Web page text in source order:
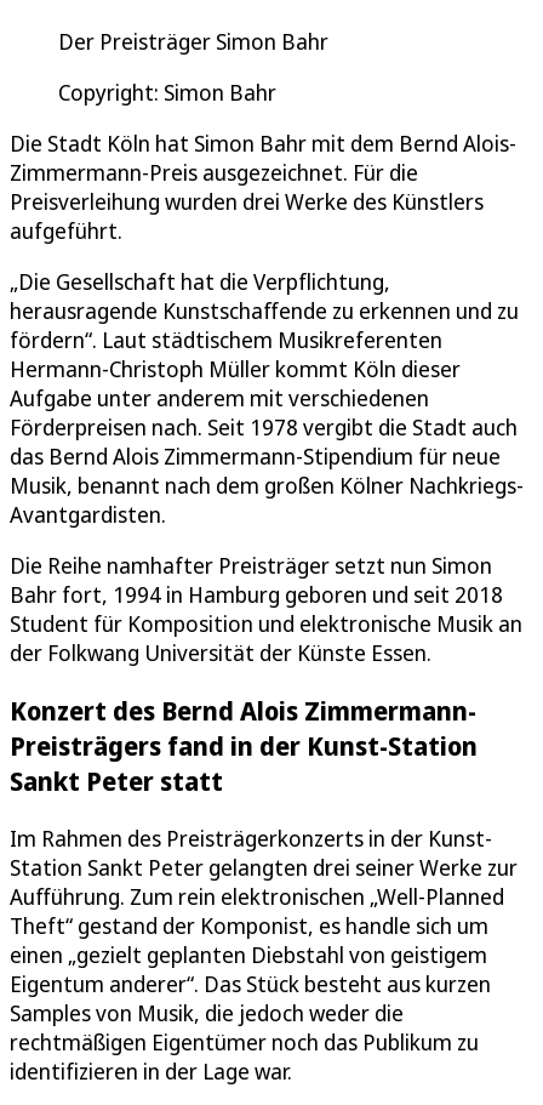
Der Preisträger Simon Bahr
Copyright: Simon Bahr
Die Stadt Köln hat Simon Bahr mit dem Bernd Alois-
Zimmermann-Preis ausgezeichnet. Für die
Preisverleihung wurden drei Werke des Künstlers
aufgeführt.
„Die Gesellschaft hat die Verpflichtung,
herausragende Kunstschaffende zu erkennen und zu
fördern“. Laut städtischem Musikreferenten
Hermann-Christoph Müller kommt Köln dieser
Aufgabe unter anderem mit verschiedenen
Förderpreisen nach. Seit 1978 vergibt die Stadt auch
das Bernd Alois Zimmermann-Stipendium für neue
Musik, benannt nach dem großen Kölner Nachkriegs-
Avantgardisten.
Die Reihe namhafter Preisträger setzt nun Simon
Bahr fort, 1994 in Hamburg geboren und seit 2018
Student für Komposition und elektronische Musik an
der Folkwang Universität der Künste Essen.
Konzert des Bernd Alois Zimmermann-
Preisträgers fand in der Kunst-Station
Sankt Peter statt
Im Rahmen des Preisträgerkonzerts in der Kunst-
Station Sankt Peter gelangten drei seiner Werke zur
Aufführung. Zum rein elektronischen „Well-Planned
Theft“ gestand der Komponist, es handle sich um
einen „gezielt geplanten Diebstahl von geistigem
Eigentum anderer“. Das Stück besteht aus kurzen
Samples von Musik, die jedoch weder die
rechtmäßigen Eigentümer noch das Publikum zu
identifizieren in der Lage war.